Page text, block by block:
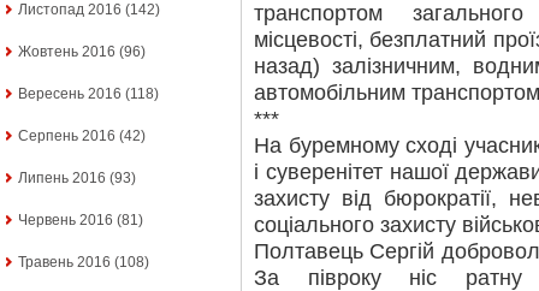
Листопад 2016 (142)
Жовтень 2016 (96)
Вересень 2016 (118)
Серпень 2016 (42)
Липень 2016 (93)
Червень 2016 (81)
Травень 2016 (108)
транспортом
місцевості, безплатний
назад) залізничним,
автомобільним
***
На буремному сході
і суверенітет нашої
захисту від бюрократії,
соціального захисту
Полтавець Сергій
За півроку ніс ратну